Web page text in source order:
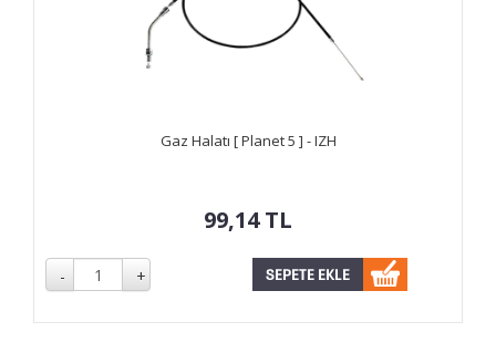
Gaz Halatı [ Planet 5 ] - IZH
99,14TL